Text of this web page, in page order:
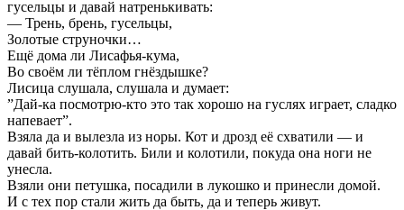
гусельцы и давай натренькивать:
— Трень, брень, гусельцы,
Золотые струночки…
Ещё дома ли Лисафья-кума,
Во своём ли тёплом гнёздышке?
Лисица слушала, слушала и думает:
”Дай-ка посмотрю-кто это так хорошо на гуслях играет, сладко
напевает”.
Взяла да и вылезла из норы. Кот и дрозд её схватили — и
давай бить-колотить. Били и колотили, покуда она ноги не
унесла.
Взяли они петушка, посадили в лукошко и принесли домой.
И с тех пор стали жить да быть, да и теперь живут.